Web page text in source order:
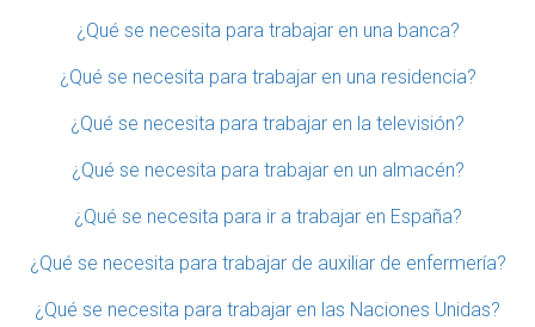
¿Qué se necesita para trabajar en una banca?
¿Qué se necesita para trabajar en una residencia?
¿Qué se necesita para trabajar en la televisión?
¿Qué se necesita para trabajar en un almacén?
¿Qué se necesita para ir a trabajar en España?
¿Qué se necesita para trabajar de auxiliar de enfermería?
¿Qué se necesita para trabajar en las Naciones Unidas?